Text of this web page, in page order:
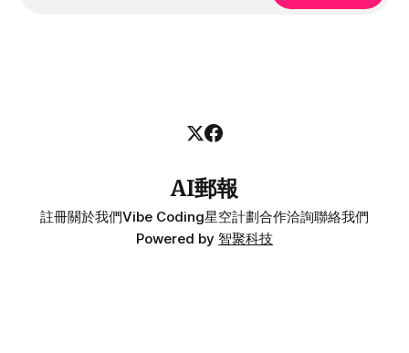
AI郵報
註冊關於我們Vibe Coding星空計劃合作洽詢聯絡我們
Powered by 智聚科技